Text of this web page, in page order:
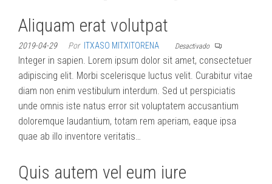
Aliquam erat volutpat
2019-04-29 Por ITXASO MITXITORENA Desactivado
Integer in sapien. Lorem ipsum dolor sit amet, consectetuer
adipiscing elit. Morbi scelerisque luctus velit. Curabitur vitae
diam non enim vestibulum interdum. Sed ut perspiciatis
unde omnis iste natus error sit voluptatem accusantium
doloremque laudantium, totam rem aperiam, eaque ipsa
quae ab illo inventore veritatis…
Quis autem vel eum iure